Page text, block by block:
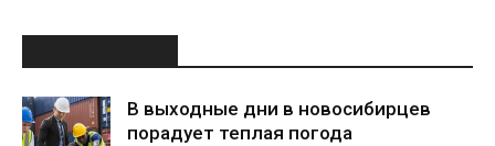
В выходные дни в новосибирцев
порадует теплая погода